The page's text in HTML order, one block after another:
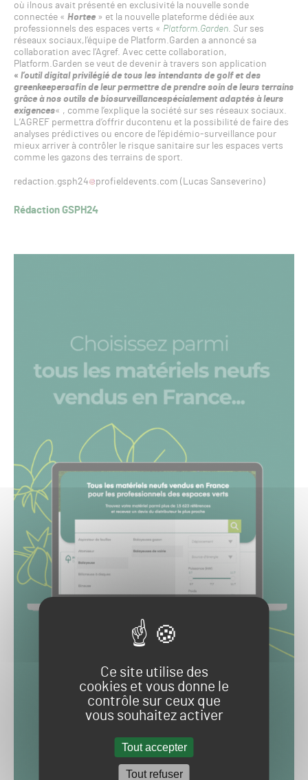
Ce site utilise des
cookies et vous donne le
contrôle sur ceux que
vous souhaitez activer
Tout accepter
Tout refuser
où ilnous avait présenté en exclusivité la nouvelle sonde
connectée « Hortee» et la nouvelle plateforme dédiée aux
professionnels des espaces verts « Platform.Garden. Sur ses
réseaux sociaux,l’équipe de Platform.Garden a annoncé sa
collaboration avec l’Agref. Avec cette collaboration,
Platform.Garden se veut de devenir à travers son application
« l’outil digital privilégié de tous les intendants de golf et des
greenkeepersafin de leur permettre de prendre soin de leurs terrains
grâce à nos outils de biosurveillancespécialement adaptés à leurs
exigences« , comme l’explique la société sur ses réseaux sociaux.
L’AGREF permettra d’offrir ducontenu et la possibilité de faire des
analyses prédictives ou encore de l’épidémio-surveillance pour
mieux arriver à contrôler le risque sanitaire sur les espaces verts
comme les gazons des terrains de sport.
redaction.gsph24 profieldevents.com (Lucas Sanseverino)
Rédaction GSPH24